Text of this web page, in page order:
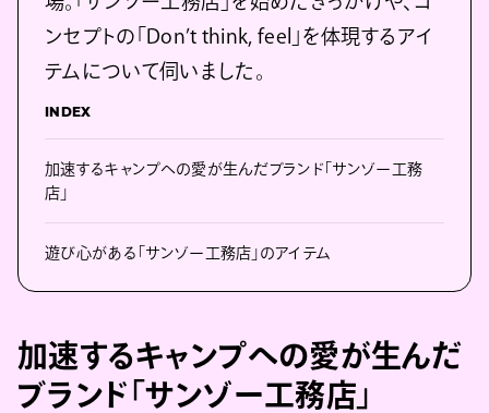
ンセプトの「Don’t think, feel」を体現するアイ
テムについて伺いました。
INDEX
加速するキャンプへの愛が生んだブランド「サンゾー工務
店」
遊び心がある「サンゾー工務店」のアイテム
加速するキャンプへの愛が生んだ
ブランド「サンゾー工務店」